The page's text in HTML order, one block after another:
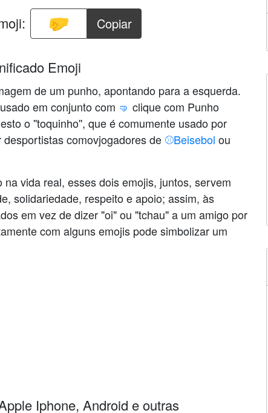
Copiar
Emoji
de um punho, apontando para a esquerda.
em conjunto com 🤜 clique com Punho
o ''toquinho'', que é comumente usado por
comovjogadores de ⚾Beisebol ou
vida real, esses dois emojis, juntos, servem
solidariedade, respeito e apoio; assim, às
em vez de dizer "oi" ou "tchau" a um amigo por
com alguns emojis pode simbolizar um
Iphone, Android e outras